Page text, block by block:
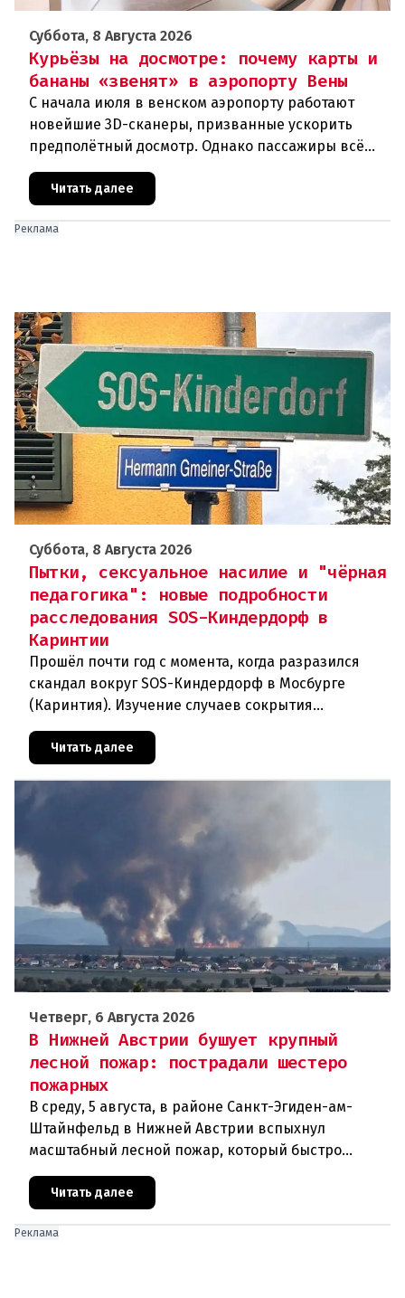
Суббота, 8 Августа 2026
Курьёзы на досмотре: почему карты и
бананы «звенят» в аэропорту Вены
С начала июля в венском аэропорту работают
новейшие 3D-сканеры, призванные ускорить
предполётный досмотр. Однако пассажиры всё
отправляют на дополнительную пров
Читать далее
Реклама
Суббота, 8 Августа 2026
Пытки, сексуальное насилие и "чёрная
педагогика": новые подробности
расследования SOS-Киндердорф в
Каринтии
Прошёл почти год с момента, когда разразился
скандал вокруг SOS-Киндердорф в Мосбурге
(Каринтия). Изучение случаев сокрытия
масштабное расследование, которое продо
Читать далее
Четверг, 6 Августа 2026
В Нижней Австрии бушует крупный
лесной пожар: пострадали шестеро
пожарных
В среду, 5 августа, в районе Санкт-Эгиден-ам-
Штайнфельд в Нижней Австрии вспыхнул
масштабный лесной пожар, который быстро
В ходе тушения пострадали шесте
Читать далее
Реклама